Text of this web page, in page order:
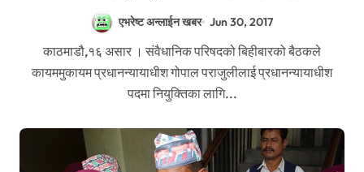
एभरेष्ट अन्लाईन खबर Jun 30, 2017
काठमाडौ,१६ असार । संवैधानिक परिषदको बिहीबारको बैठकले
कायममुकायम प्रधानन्यायाधीश गोपाल पराजुलीलाई प्रधानन्यायाधीश
पदमा नियुक्तिका लागि...